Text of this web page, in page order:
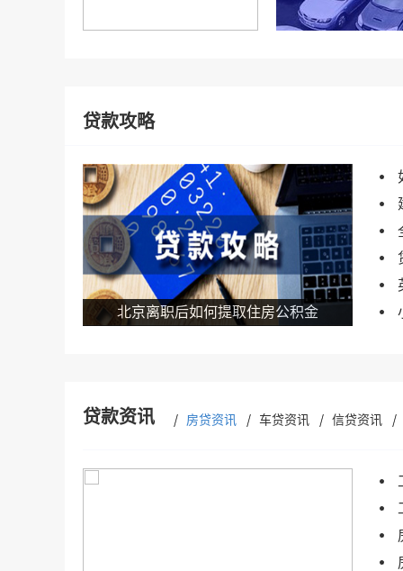
贷款攻略
北京离职后如何提取住房公积金
贷款资讯 房贷资讯 车贷资讯 信贷资讯